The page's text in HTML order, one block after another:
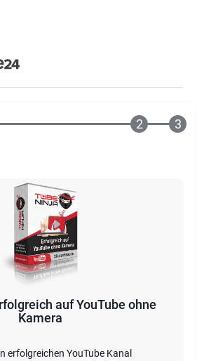
auf YouTube ohne
Kamera
erfolgreichen YouTube Kanal